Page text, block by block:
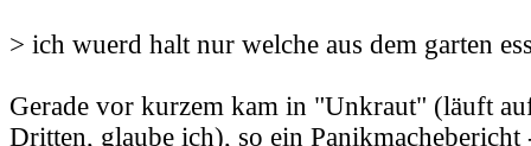
> ich wuerd halt nur welche aus dem garten
Gerade vor kurzem kam in "Unkraut" (läuft
Dritten, glaube ich), so ein